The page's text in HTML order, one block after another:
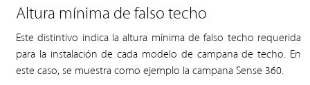
Altura mínima de falso techo
Este distintivo indica la altura mínima de falso techo requerida
para la instalación de cada modelo de campana de techo. En
este caso, se muestra como ejemplo la campana Sense 360.